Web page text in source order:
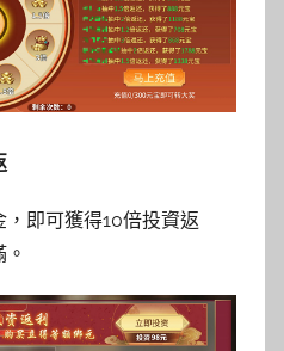
即可獲得10倍投資返